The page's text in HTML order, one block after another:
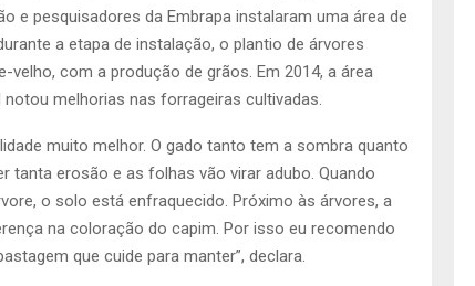
e pesquisadores da Embrapa instalaram uma área de
a etapa de instalação, o plantio de árvores
com a produção de grãos. Em 2014, a área
melhorias nas forrageiras cultivadas.
muito melhor. O gado tanto tem a sombra quanto
tanta erosão e as folhas vão virar adubo. Quando
o solo está enfraquecido. Próximo às árvores, a
na coloração do capim. Por isso eu recomendo
que cuide para manter”, declara.